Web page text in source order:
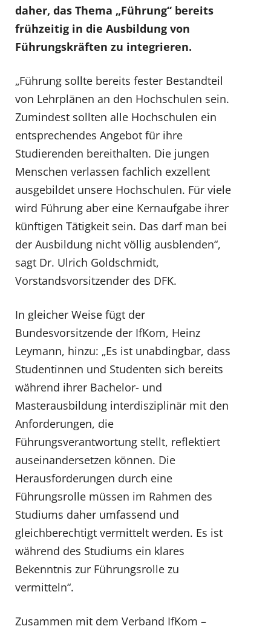
daher, das Thema „Führung“ bereits
frühzeitig in die Ausbildung von
Führungskräften zu integrieren.
„Führung sollte bereits fester Bestandteil
von Lehrplänen an den Hochschulen sein.
Zumindest sollten alle Hochschulen ein
entsprechendes Angebot für ihre
Studierenden bereithalten. Die jungen
Menschen verlassen fachlich exzellent
ausgebildet unsere Hochschulen. Für viele
wird Führung aber eine Kernaufgabe ihrer
künftigen Tätigkeit sein. Das darf man bei
der Ausbildung nicht völlig ausblenden“,
sagt Dr. Ulrich Goldschmidt,
Vorstandsvorsitzender des DFK.
In gleicher Weise fügt der
Bundesvorsitzende der IfKom, Heinz
Leymann, hinzu: „Es ist unabdingbar, dass
Studentinnen und Studenten sich bereits
während ihrer Bachelor- und
Masterausbildung interdisziplinär mit den
Anforderungen, die
Führungsverantwortung stellt, reflektiert
auseinandersetzen können. Die
Herausforderungen durch eine
Führungsrolle müssen im Rahmen des
Studiums daher umfassend und
gleichberechtigt vermittelt werden. Es ist
während des Studiums ein klares
Bekenntnis zur Führungsrolle zu
vermitteln“.
Zusammen mit dem Verband IfKom –